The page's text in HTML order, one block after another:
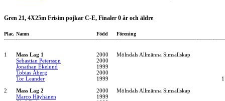
Gren 21, 4X25m Frisim pojkar C-E, Finaler 0 år och äldre
Plac. Namn Född Förening
1 Mass Lag 1 2000
Mölndals Allmänna Simsällskap
Sebastian Petersson
2000
Jonathan Ekelund
1999
Tobias Åberg
2000
Tor Leander
1999
2
Mass Lag 2 2000
Mölndals Allmänna Simsällskap
Marco Häyhänen
1999